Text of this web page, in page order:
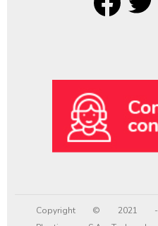
Copyright © 2021 -